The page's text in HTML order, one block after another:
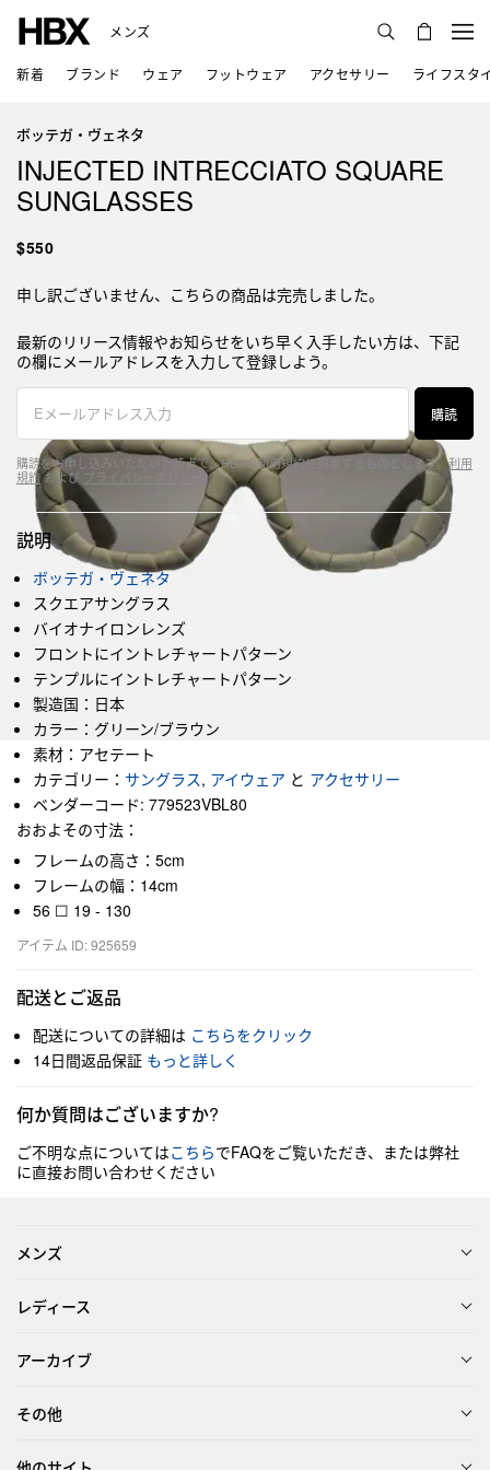
メンズ
新着 ブランド ウェア フットウェア アクセサリー ライフスタ
ボッテガ・ヴェネタ
INJECTED INTRECCIATO SQUARE
SUNGLASSES
$550
申し訳ございません、こちらの商品は完売しました。
最新のリリース情報やお知らせをいち早く入手したい方は、下記
の欄にメールアドレスを入力して登録しよう。
購読
購読をお申し込みいただいた時点で、HBXの利用規約に同意するものとします。利用
規約および プライバシーポリシー
説明
ボッテガ・ヴェネタ
スクエアサングラス
バイオナイロンレンズ
フロントにイントレチャートパターン
テンプルにイントレチャートパターン
製造国：日本
カラー：グリーン/ブラウン
素材：アセテート
カテゴリー： サングラス, アイウェア と アクセサリー
ベンダーコード: 779523VBL80
おおよその寸法：
フレームの高さ：5cm
フレームの幅：14cm
56 ☐ 19 - 130
アイテム ID: 925659
配送とご返品
配送についての詳細は こちらをクリック
14日間返品保証 もっと詳しく
何か質問はございますか?
ご不明な点についてはこちらでFAQをご覧いただき、または弊社
に直接お問い合わせください
メンズ
レディース
アーカイブ
その他